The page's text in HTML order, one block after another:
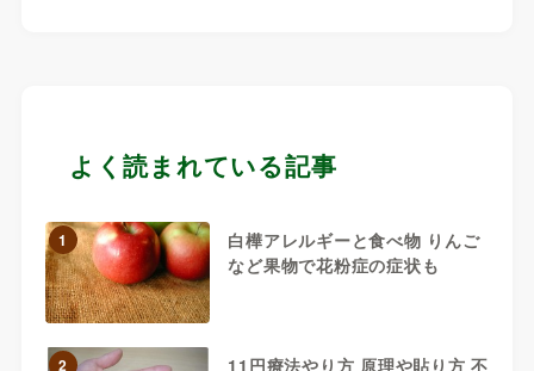
よく読まれている記事
1
白樺アレルギーと食べ物 りんご
など果物で花粉症の症状も
2
11円療法やり方 原理や貼り方 不